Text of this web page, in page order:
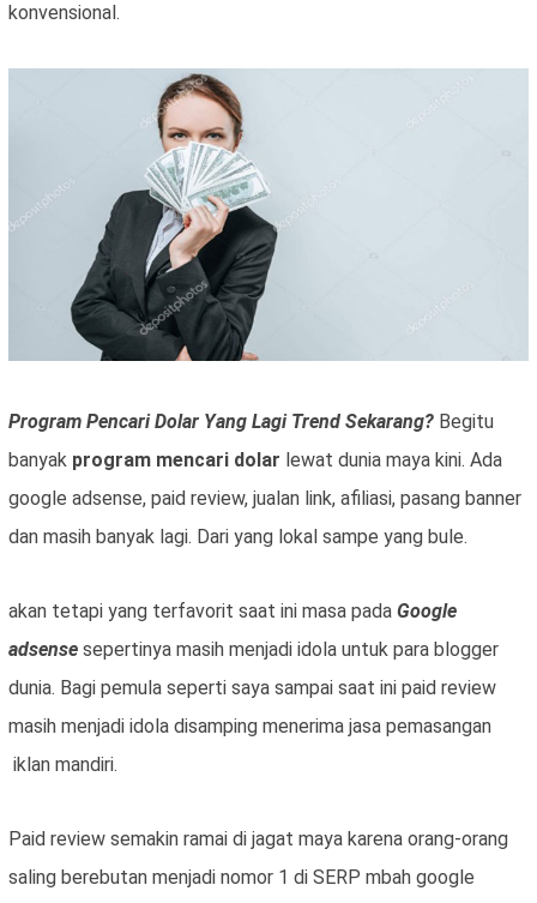
konvensional.
Program Pencari Dolar Yang Lagi Trend Sekarang? Begitu
banyak program mencari dolar lewat dunia maya kini. Ada
google adsense, paid review, jualan link, afiliasi, pasang banner
dan masih banyak lagi. Dari yang lokal sampe yang bule.
akan tetapi yang terfavorit saat ini masa pada Google
adsense sepertinya masih menjadi idola untuk para blogger
dunia. Bagi pemula seperti saya sampai saat ini paid review
masih menjadi idola disamping menerima jasa pemasangan
iklan mandiri.
Paid review semakin ramai di jagat maya karena orang-orang
saling berebutan menjadi nomor 1 di SERP mbah google